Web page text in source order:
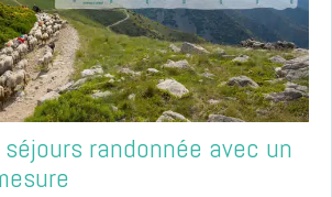
randonnée avec un